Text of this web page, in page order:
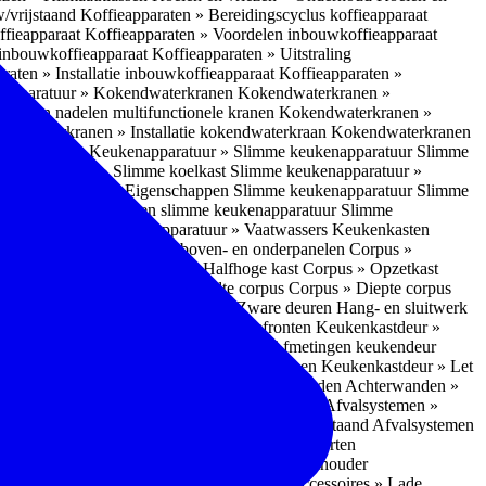
vrijstaand Koffieapparaten » Bereidingscyclus koffieapparaat
Koffieapparaten » Voordelen inbouwkoffieapparaat
Koffieapparaten » Uitstraling
» Installatie inbouwkoffieapparaat Koffieapparaten »
» Kokendwaterkranen Kokendwaterkranen »
en nadelen multifunctionele kranen Kokendwaterkranen »
» Installatie kokendwaterkraan Kokendwaterkranen
» OvensKeukenapparatuur » Slimme keukenapparatuur Slimme
» Slimme koelkast Slimme keukenapparatuur »
» Eigenschappen Slimme keukenapparatuur Slimme
» Nadelen slimme keukenapparatuur Slimme
Keukenapparatuur » Vaatwassers Keukenkasten
Corpus » Buitenkant zij-, boven- en onderpanelen Corpus »
Corpus » Halfhoge kast Corpus » Opzetkast
Corpus » Breedte corpus Corpus » Diepte corpus
Hang- en sluitwerk » Zware deuren Hang- en sluitwerk
» Soorten deur- en ladefronten Keukenkastdeur »
Keukenkastdeur » Afmetingen keukendeur
Keukenkastdeur » Deurgrepen Keukenkastdeur » Let
Achterwanden » Nadelen achterwanden Achterwanden »
Afvalsystemen »
Afvalsystemen » Vrijstaand Afvalsystemen
Inbouwaccessoires » Soorten
Inbouwaccessoires » Handdoekhouder